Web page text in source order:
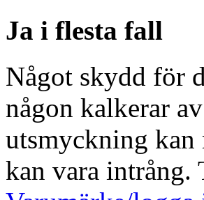
Ja i flesta fall
Något skydd för
någon kalkerar
utsmyckning kan
kan vara intrång.